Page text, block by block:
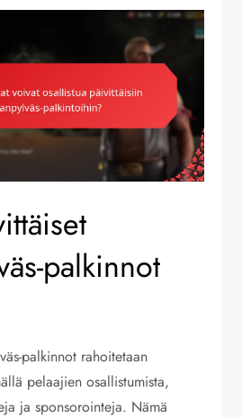
palkinnot
palkinnot rahoitetaan
pelaajien osallistumista,
ja sponsorointeja. Nämä